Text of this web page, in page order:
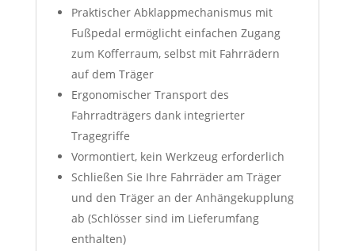
Praktischer Abklappmechanismus mit
Fußpedal ermöglicht einfachen Zugang
zum Kofferraum, selbst mit Fahrrädern
auf dem Träger
Ergonomischer Transport des
Fahrradträgers dank integrierter
Tragegriffe
Vormontiert, kein Werkzeug erforderlich
Schließen Sie Ihre Fahrräder am Träger
und den Träger an der Anhängekupplung
ab (Schlösser sind im Lieferumfang
enthalten)